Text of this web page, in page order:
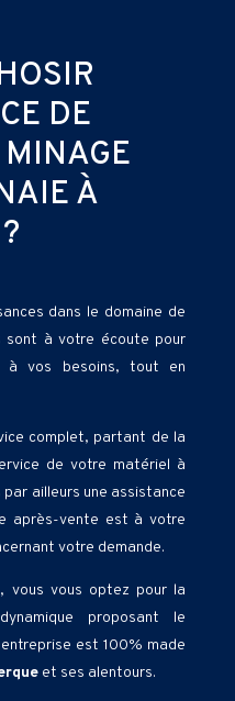
DE
À
dans le domaine de
sont à votre écoute pour
à vos besoins, tout en
complet, partant de la
de votre matériel à
ailleurs une assistance
après-vente est à votre
votre demande.
vous vous optez pour la
proposant le
est 100% made
et ses alentours.